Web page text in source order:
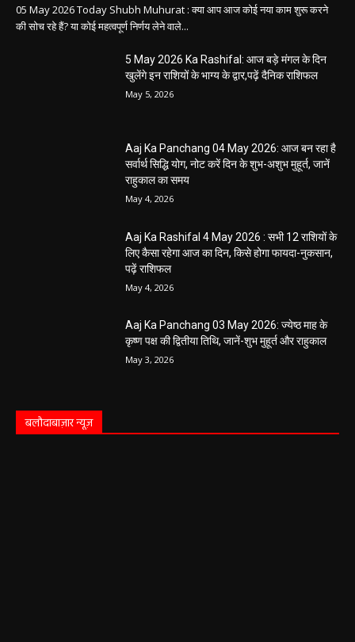
05 May 2026 Today Shubh Muhurat : क्या आप आज कोई नया काम शुरू करने
की सोच रहे हैं? या कोई महत्वपूर्ण निर्णय लेने वाले...
5 May 2026 Ka Rashifal: आज बड़े मंगल के दिन
खुलेंगे इन राशियों के भाग्य के द्वार,पढ़ें दैनिक राशिफल
May 5, 2026
Aaj Ka Panchang 04 May 2026: आज बन रहा है
सर्वार्थ सिद्धि योग, नोट करें दिन के शुभ-अशुभ मुहूर्त, जानें
राहुकाल का समय
May 4, 2026
Aaj Ka Rashifal 4 May 2026 : सभी 12 राशियों के
लिए कैसा रहेगा आज का दिन, किसे होगा फायदा-नुकसान,
पढ़ें राशिफल
May 4, 2026
Aaj Ka Panchang 03 May 2026: ज्येष्ठ माह के
कृष्ण पक्ष की द्वितीया तिथि, जानें-शुभ मुहूर्त और राहुकाल
May 3, 2026
बलौदाबाज़ार न्यूज़